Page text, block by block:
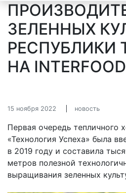
ЗЕЛЕННЫХ
РЕСПУБЛИКИ
НА
15 ноября 2022 новость
Первая очередь тепличного
«Технология Успеха» была
в 2019 году и составила
метров полезной
выращивания зеленных